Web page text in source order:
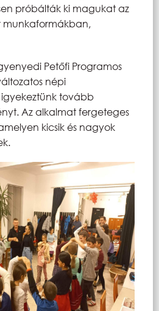
próbálták ki magukat az
munkaformákban,
Petőfi Programos
népi
tovább
Az alkalmat fergeteges
kicsik és nagyok